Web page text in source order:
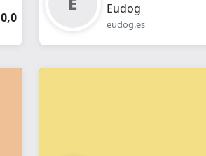
0,0
Eudog
eudog.es